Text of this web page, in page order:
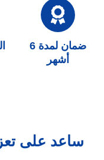
ضمان لمدة 6
أشهر
ساعد على